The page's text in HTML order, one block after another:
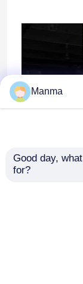
Manma
Good day,
for?